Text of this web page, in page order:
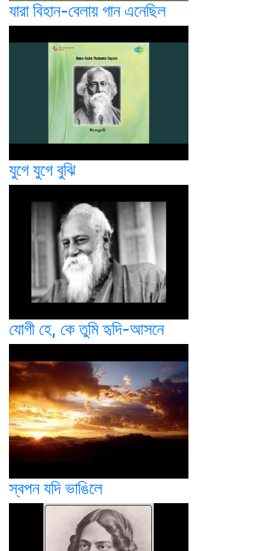
যারা বিহান-বেলায় গান এনেছিল
যুগে যুগে বুঝি
যোগী হে, কে তুমি হৃদি-আসনে
স্বপন যদি ভাঙিলে